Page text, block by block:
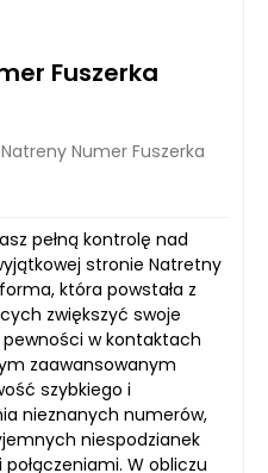
Fuszerka
Numer Fuszerka
pełną kontrolę nad
stronie Natretny
która powstała z
zwiększyć swoje
w kontaktach
zaawansowanym
szybkiego i
nieznanych numerów,
niespodzianek
W obliczu